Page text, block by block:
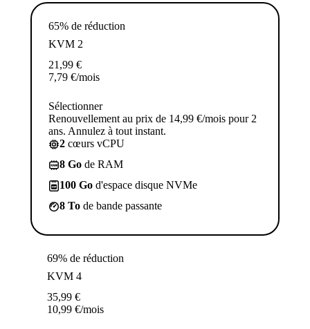
65% de réduction
KVM 2
21,99 €
7,79 €/mois
Sélectionner
Renouvellement au prix de 14,99 €/mois pour 2
ans. Annulez à tout instant.
2 cœurs vCPU
8 Go de RAM
100 Go d'espace disque NVMe
8 To de bande passante
69% de réduction
KVM 4
35,99 €
10,99 €/mois